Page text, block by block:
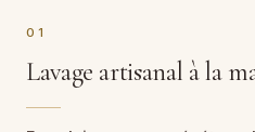
01
Lavage artisanal à la